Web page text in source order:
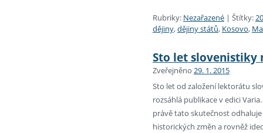
Rubriky: Nezařazené | Štítky:
dějiny,dějiny států, Kosovo,
Sto let slovenistiky
Zveřejněno 29. 1. 2015
Sto let od založení lektorátu
rozsáhlá publikace v edici
právě tato skutečnost
historických změn a rovněž